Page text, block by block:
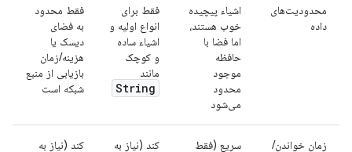
محدودیت‌های
داده
اشیاء پیچیده
خوب هستند،
اما فضا با
حافظه
موجود
محدود
می‌شود
فقط برای
انواع اولیه و
اشیاء ساده
و کوچک
مانند
String
فقط محدود
به فضای
دیسک یا
هزینه/زمان
بازیابی از منبع
شبکه است
زمان خواندن/
سریع (فقط
کند (نیاز به
کند (نیاز به